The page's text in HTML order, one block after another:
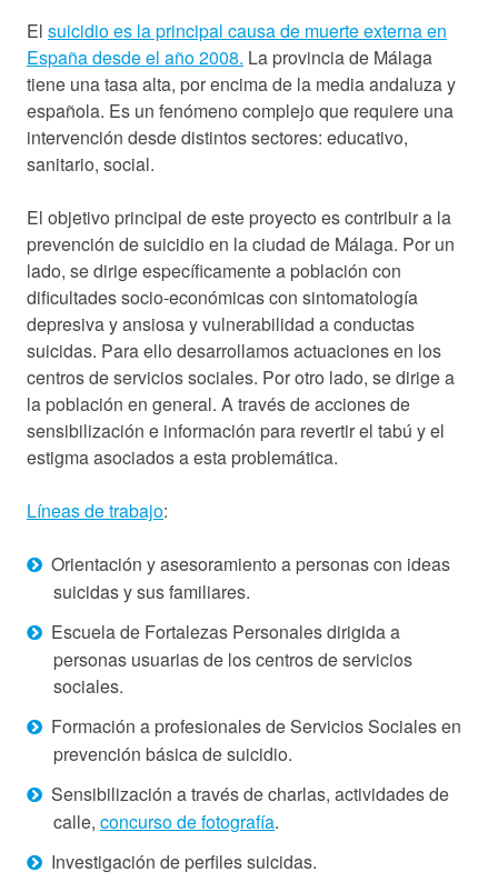
El suicidio es la principal causa de muerte externa en
España desde el año 2008. La provincia de Málaga
tiene una tasa alta, por encima de la media andaluza y
española. Es un fenómeno complejo que requiere una
intervención desde distintos sectores: educativo,
sanitario, social.
El objetivo principal de este proyecto es contribuir a la
prevención de suicidio en la ciudad de Málaga. Por un
lado, se dirige específicamente a población con
dificultades socio-económicas con sintomatología
depresiva y ansiosa y vulnerabilidad a conductas
suicidas. Para ello desarrollamos actuaciones en los
centros de servicios sociales. Por otro lado, se dirige a
la población en general. A través de acciones de
sensibilización e información para revertir el tabú y el
estigma asociados a esta problemática.
Líneas de trabajo:
Orientación y asesoramiento a personas con ideas
suicidas y sus familiares.
Escuela de Fortalezas Personales dirigida a
personas usuarias de los centros de servicios
sociales.
Formación a profesionales de Servicios Sociales en
prevención básica de suicidio.
Sensibilización a través de charlas, actividades de
calle, concurso de fotografía.
Investigación de perfiles suicidas.